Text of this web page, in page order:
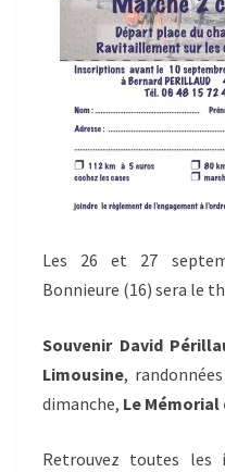
Les 26 et 27
Bonnieure (16) sera le
Souvenir David
Limousine,
dimanche, Le Mémorial
Retrouvez toutes les